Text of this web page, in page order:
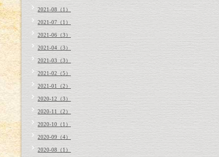
2021-08（1）
2021-07（1）
2021-06（3）
2021-04（3）
2021-03（3）
2021-02（5）
2021-01（2）
2020-12（3）
2020-11（2）
2020-10（1）
2020-09（4）
2020-08（1）